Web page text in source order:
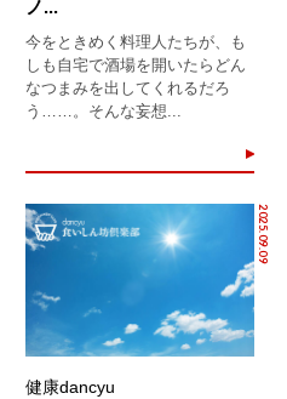
ノ...
今をときめく料理人たちが、も
しも自宅で酒場を開いたらどん
なつまみを出してくれるだろ
う……。そんな妄想...
2025.09.09
健康dancyu